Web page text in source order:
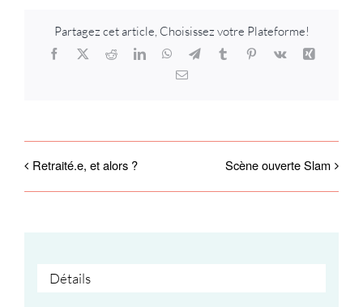
Partagez cet article, Choisissez votre Plateforme!
Facebook
X RedditLinkedInWhatsApp
TelegramTumblr Pinterest
Vk
Xing
Email
Retraité.e, et alors ? Scène ouverte Slam
Détails